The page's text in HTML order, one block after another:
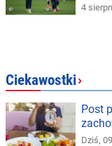
4
Ciekawostki›
Post
Dziś,